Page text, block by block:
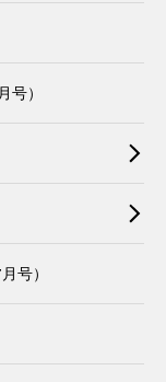
号）
号）